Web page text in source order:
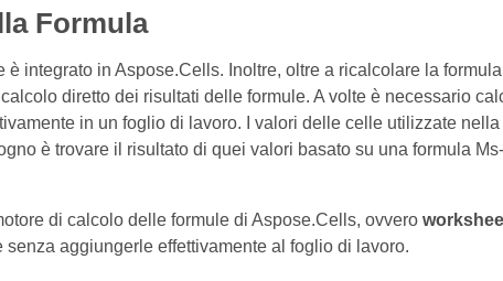
Formula
è integrato in Aspose.Cells. Inoltre, oltre a ricalcolare la
diretto dei risultati delle formule. A volte è necessario
in un foglio di lavoro. I valori delle celle utilizzate
è trovare il risultato di quei valori basato su una formula
di calcolo delle formule di Aspose.Cells, ovvero
aggiungerle effettivamente al foglio di lavoro.